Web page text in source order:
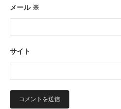
メール ※
サイト